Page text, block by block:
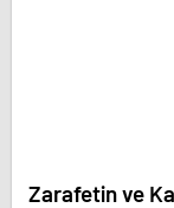
Zarafetin ve